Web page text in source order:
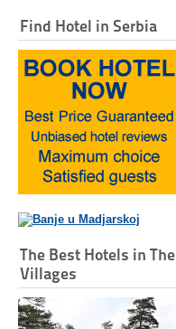
Find Hotel in Serbia
The Best Hotels in The
Villages